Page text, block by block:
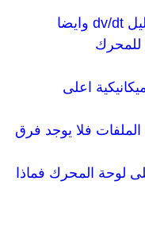
3- يحتاج المحرك الى فلتر وذلك لتقليل dv/dt وايضا
للمحرك
اعلى
الملفات فلا يوجد فرق
لوحة المحرك فماذا